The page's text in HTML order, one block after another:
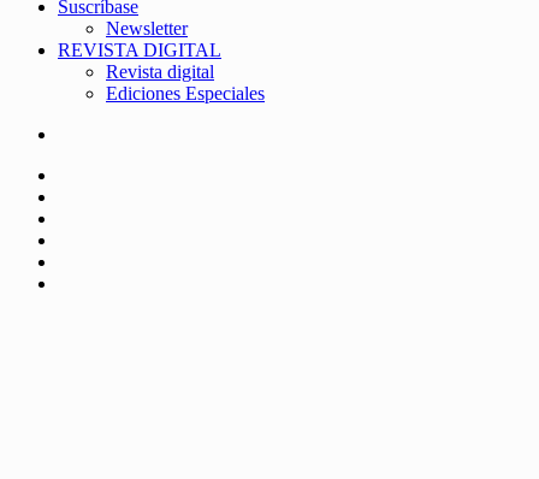
Suscríbase
Newsletter
REVISTA DIGITAL
Revista digital
Ediciones Especiales